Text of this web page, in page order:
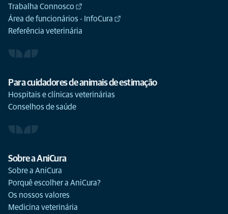
Trabalha Connosco
Área de funcionários - InfoCura
Referência veterinária
Para cuidadores de animais de estimação
Hospitais e clínicas veterinárias
Conselhos de saúde
Sobre a AniCura
Sobre a AniCura
Porquê escolher a AniCura?
Os nossos valores
Medicina veterinária